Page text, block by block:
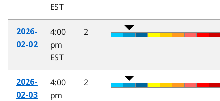
EST
2026-
02-02
4:00
pm
EST
2
2026-
02-03
4:00
pm
2